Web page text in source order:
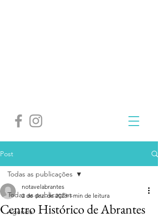
Post
Todas as publicações
Agenda
Todas as publicações
Centro Histórico de Abrantes
notavelabrantes
2 de dez. de 2023 1 min de leitura